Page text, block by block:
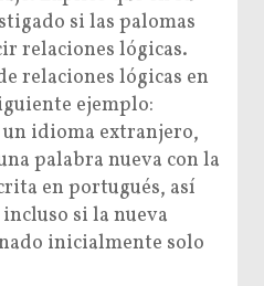
si las palomas
relaciones lógicas.
relaciones lógicas en
ejemplo:
idioma extranjero,
palabra nueva con la
en portugués, así
si la nueva
inicialmente solo